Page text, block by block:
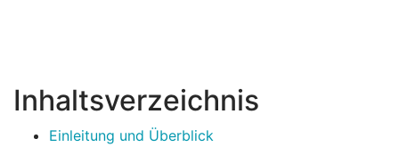
Inhaltsverzeichnis
Einleitung und Überblick